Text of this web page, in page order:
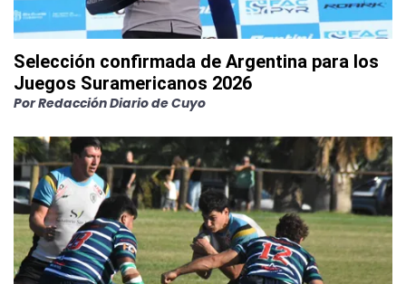
Selección confirmada de Argentina para los
Juegos Suramericanos 2026
PorRedacción Diario de Cuyo